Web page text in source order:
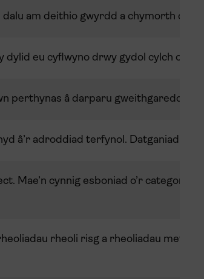
dalu am deithio gwyrdd a chymorth
dylid eu cyflwyno drwy gydol cylch oes
perthynas â darparu gweithgareddau
â’r adroddiad terfynol. Datganiad
Mae’n cynnig esboniad o’r
rheoli risg a rheoliadau